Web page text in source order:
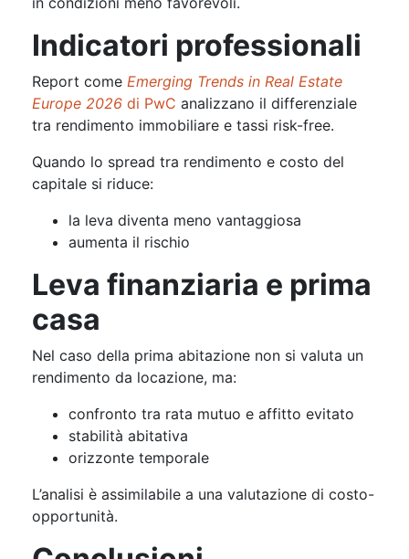
Indicatori professionali
Report come Emerging Trends in Real Estate
Europe 2026 di PwC analizzano il differenziale
tra rendimento immobiliare e tassi risk-free.
Quando lo spread tra rendimento e costo del
capitale si riduce:
la leva diventa meno vantaggiosa
aumenta il rischio
Leva finanziaria e prima
casa
Nel caso della prima abitazione non si valuta un
rendimento da locazione, ma:
confronto tra rata mutuo e affitto evitato
stabilità abitativa
orizzonte temporale
L’analisi è assimilabile a una valutazione di costo-
opportunità.